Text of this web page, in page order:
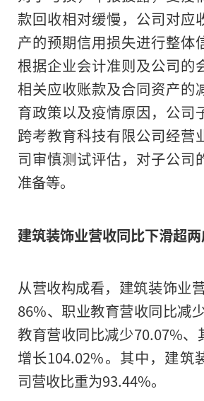
款回收相对缓慢，公司对应
产的预期信用损失进行整体
根据企业会计准则及公司的
相关应收账款及合同资产的
育政策以及疫情原因，公司
跨考教育科技有限公司经营
司审慎测试评估，对子公司
准备等。
建筑装饰业营收同比下滑超
从营收构成看，建筑装饰业
86%、职业教育营收同比减
教育营收同比减少70.07%、
增长104.02%。其中，建筑
司营收比重为93.44%。